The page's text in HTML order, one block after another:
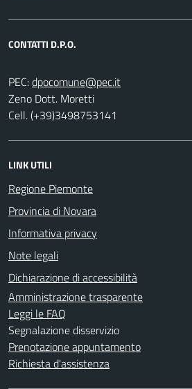
CONTATTI D.P.O.
PEC:
Zeno Dott. Moretti
Cell. (+39)3498753141
LINK UTILI
Regione Piemonte
Provincia di Novara
Informativa privacy
Note legali
Dichiarazione di accessibilità
Amministrazione trasparente
Leggi le FAQ
Segnalazione disservizio
Prenotazione appuntamento
Richiesta d'assistenza